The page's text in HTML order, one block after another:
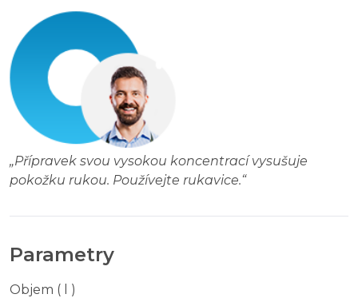
„Přípravek svou vysokou koncentrací vysušuje
pokožku rukou. Používejte rukavice.“
Parametry
Objem ( l )